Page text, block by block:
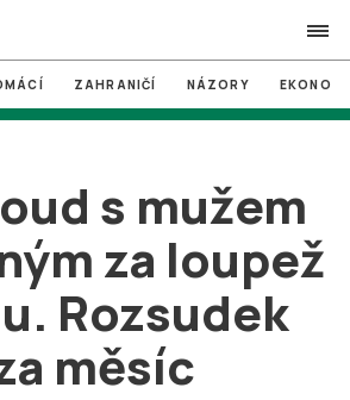
search
ZAHRANIČÍ NÁZORY
s mužem
za loupež
Rozsudek
měsíc